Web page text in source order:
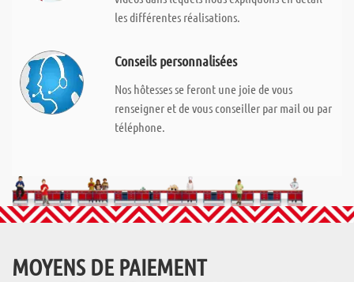
les différentes réalisations.
Conseils personnalisées
Nos hôtesses se feront une joie de vous
renseigner et de vous conseiller par mail ou par
téléphone.
MOYENS DE PAIEMENT